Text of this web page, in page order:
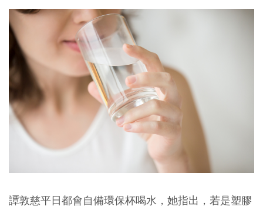
譚敦慈平日都會自備環保杯喝水，她指出，若是塑膠